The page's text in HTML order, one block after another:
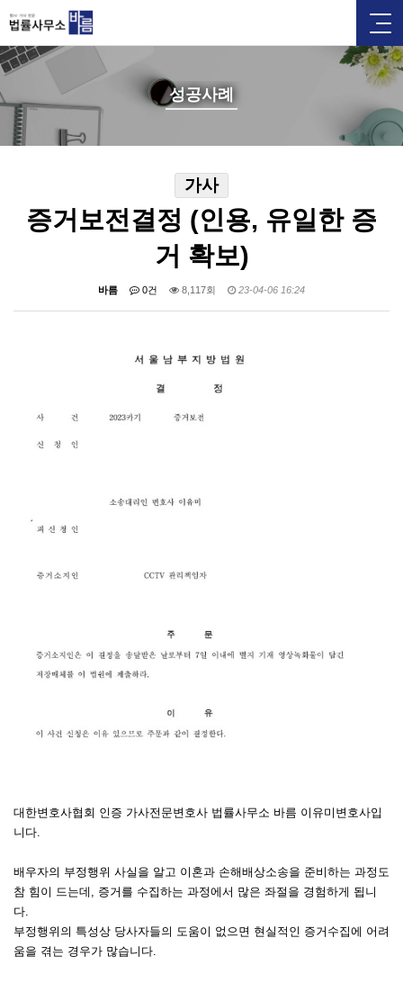
성공사례
가사
증거보전결정 (인용, 유일한 증
거 확보)
바름 0건 8,117회 23-04-06 16:24
대한변호사협회 인증 가사전문변호사 법률사무소 바름 이유미변호사입
니다.
배우자의 부정행위 사실을 알고 이혼과 손해배상소송을 준비하는 과정도
참 힘이 드는데, 증거를 수집하는 과정에서 많은 좌절을 경험하게 됩니
다.
부정행위의 특성상 당사자들의 도움이 없으면 현실적인 증거수집에 어려
움을 겪는 경우가 많습니다.